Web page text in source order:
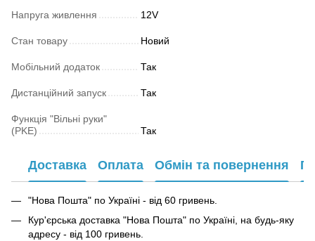
Напруга живлення 12V
Стан товару Новий
Мобільний додаток Так
Дистанційний запуск Так
Функція "Вільні руки"
(PKE)
Так
Доставка Оплата Обмін та повернення
"Нова Пошта" по Україні - від 60 гривень.
Кур'єрська доставка "Нова Пошта" по Україні, на будь-яку
адресу - від 100 гривень.